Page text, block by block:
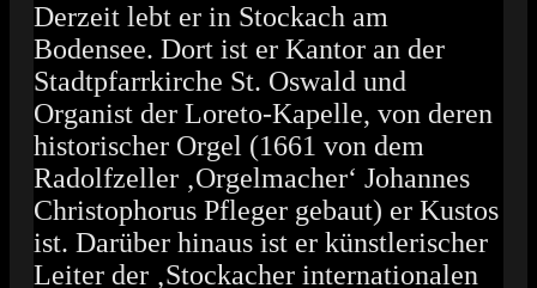
Derzeit lebt er in Stockach am
Bodensee. Dort ist er Kantor an der
Stadtpfarrkirche St. Oswald und
Organist der Loreto-Kapelle, von deren
historischer Orgel (1661 von dem
Radolfzeller ‚Orgelmacher‘ Johannes
Christophorus Pfleger gebaut) er Kustos
ist. Darüber hinaus ist er künstlerischer
Leiter der ‚Stockacher internationalen